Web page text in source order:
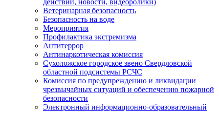
действий, новости, видеоролики)
Ветеринарная безопасность
Безопасность на воде
Мероприятия
Профилактика экстремизма
Антитеррор
Антинаркотическая комиссия
Сухоложское городское звено Свердловской
областной подсистемы РСЧС
Комиссия по предупреждению и ликвидации
чрезвычайных ситуаций и обеспечению пожарной
безопасности
Электронный информационно-образовательный